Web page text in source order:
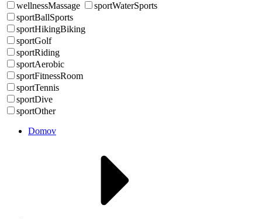
wellnessMassage
sportWaterSports
sportBallSports
sportHikingBiking
sportGolf
sportRiding
sportAerobic
sportFitnessRoom
sportTennis
sportDive
sportOther
Domov